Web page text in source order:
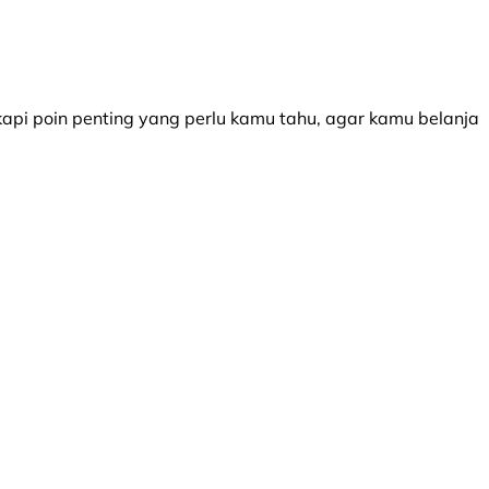
poin penting yang perlu kamu tahu, agar kamu belanja